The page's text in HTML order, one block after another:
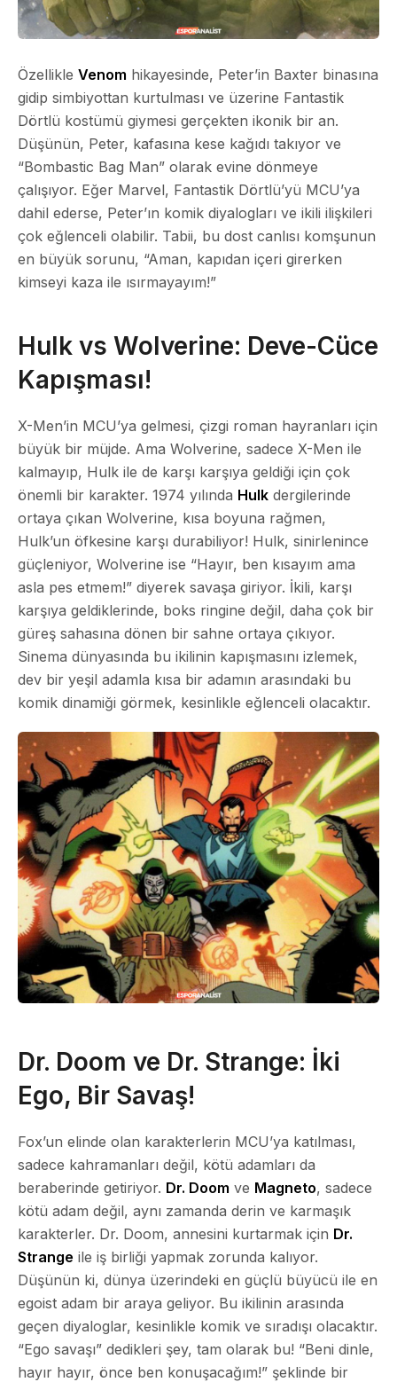
Özellikle Venom hikayesinde, Peter’in Baxter binasına
gidip simbiyottan kurtulması ve üzerine Fantastik
Dörtlü kostümü giymesi gerçekten ikonik bir an.
Düşünün, Peter, kafasına kese kağıdı takıyor ve
“Bombastic Bag Man” olarak evine dönmeye
çalışıyor. Eğer Marvel, Fantastik Dörtlü’yü MCU’ya
dahil ederse, Peter’ın komik diyalogları ve ikili ilişkileri
çok eğlenceli olabilir. Tabii, bu dost canlısı komşunun
en büyük sorunu, “Aman, kapıdan içeri girerken
kimseyi kaza ile ısırmayayım!”
Hulk vs Wolverine: Deve-Cüce
Kapışması!
X-Men’in MCU’ya gelmesi, çizgi roman hayranları için
büyük bir müjde. Ama Wolverine, sadece X-Men ile
kalmayıp, Hulk ile de karşı karşıya geldiği için çok
önemli bir karakter. 1974 yılında Hulk dergilerinde
ortaya çıkan Wolverine, kısa boyuna rağmen,
Hulk’un öfkesine karşı durabiliyor! Hulk, sinirlenince
güçleniyor, Wolverine ise “Hayır, ben kısayım ama
asla pes etmem!” diyerek savaşa giriyor. İkili, karşı
karşıya geldiklerinde, boks ringine değil, daha çok bir
güreş sahasına dönen bir sahne ortaya çıkıyor.
Sinema dünyasında bu ikilinin kapışmasını izlemek,
dev bir yeşil adamla kısa bir adamın arasındaki bu
komik dinamiği görmek, kesinlikle eğlenceli olacaktır.
Dr. Doom ve Dr. Strange: İki
Ego, Bir Savaş!
Fox’un elinde olan karakterlerin MCU’ya katılması,
sadece kahramanları değil, kötü adamları da
beraberinde getiriyor. Dr. Doom ve Magneto, sadece
kötü adam değil, aynı zamanda derin ve karmaşık
karakterler. Dr. Doom, annesini kurtarmak için Dr.
Strange ile iş birliği yapmak zorunda kalıyor.
Düşünün ki, dünya üzerindeki en güçlü büyücü ile en
egoist adam bir araya geliyor. Bu ikilinin arasında
geçen diyaloglar, kesinlikle komik ve sıradışı olacaktır.
“Ego savaşı” dedikleri şey, tam olarak bu! “Beni dinle,
hayır hayır, önce ben konuşacağım!” şeklinde bir